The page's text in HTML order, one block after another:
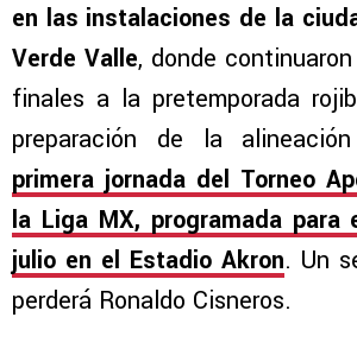
en las instalaciones de la
Verde Valle, donde
finales a la pretemporada
preparación de la
primera jornada del Torneo
la Liga MX, programada para
julio en el Estadio Akron. Un
perderá Ronaldo Cisneros.